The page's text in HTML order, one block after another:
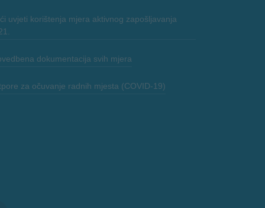
uvjeti korištenja mjera aktivnog zapošljavanja
dokumentacija svih mjera
za očuvanje radnih mjesta (COVID-19)